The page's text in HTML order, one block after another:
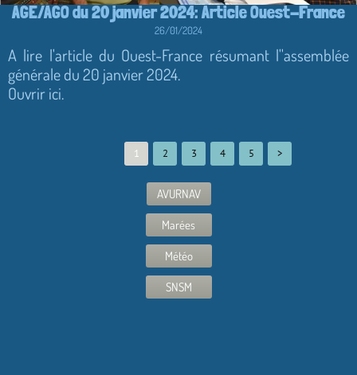
AGE/AGO du 20 janvier 2024: Article Ouest-France
26/01/2024
A lire l'article du Ouest-France résumant l''assemblée
générale du 20 janvier 2024.
Ouvrir ici.
1 2 3 4 5 >
AVURNAV
Marées
Météo
SNSM